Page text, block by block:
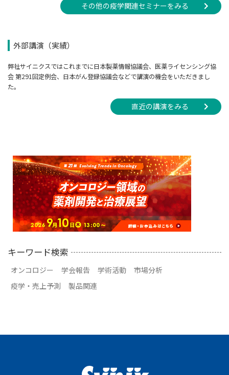
その他の疫学関連セミナーをみる
外部講演（実績）
弊社サイニクスではこれまでに日本製薬情報協議会、医薬ライセンシング協
会 第291回定例会、日本がん登録協議会などで講演の機会をいただきまし
た。
直近の講演をみる
キーワード検索
オンコロジー 学会報告 学術活動
市場分析
疫学・売上予測
製品関連